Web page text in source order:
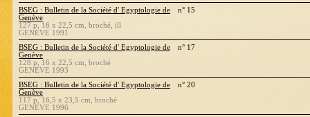
BSEG : Bulletin de la Société d' Egyptologie de
Genève
127 p, 16 x 22,5 cm, broché, ill
GENEVE 1991
n° 15
BSEG : Bulletin de la Société d' Egyptologie de
Genève
128 p, 16 x 22,5 cm, broché
GENEVE 1993
n° 17
BSEG : Bulletin de la Société d' Egyptologie de
Genève
117 p, 16,5 x 23,5 cm, broché
GENEVE 1996
n° 20